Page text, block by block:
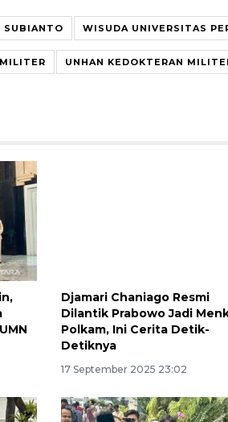
SUBIANTO WISUDA UNIVERSITAS
UNHAN KEDOKTERAN
Djamari Chaniago Resmi
Dilantik Prabowo Jadi
Polkam, Ini Cerita Detik-
Detiknya
17 September 2025 23:02
29